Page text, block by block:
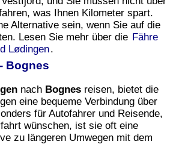
was Ihnen Kilometer spart.
Alternative sein, wenn Sie auf die
Lesen Sie mehr über die Fähre
Lødingen.
Bognes
nach Bognes reisen, bietet die
eine bequeme Verbindung über
für Autofahrer und Reisende,
wünschen, ist sie oft eine
zu längeren Umwegen mit dem